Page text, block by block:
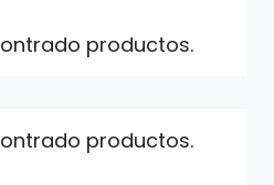
productos.
productos.